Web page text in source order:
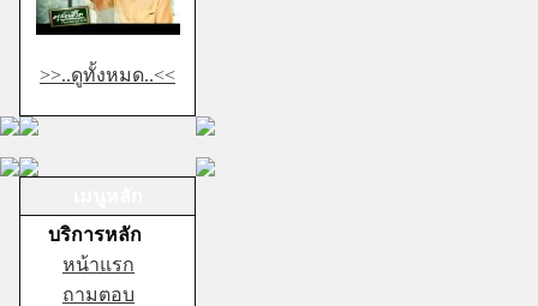
>>..ดูทั้งหมด..<<
บริการหลัก
หน้าแรก
ถามตอบ